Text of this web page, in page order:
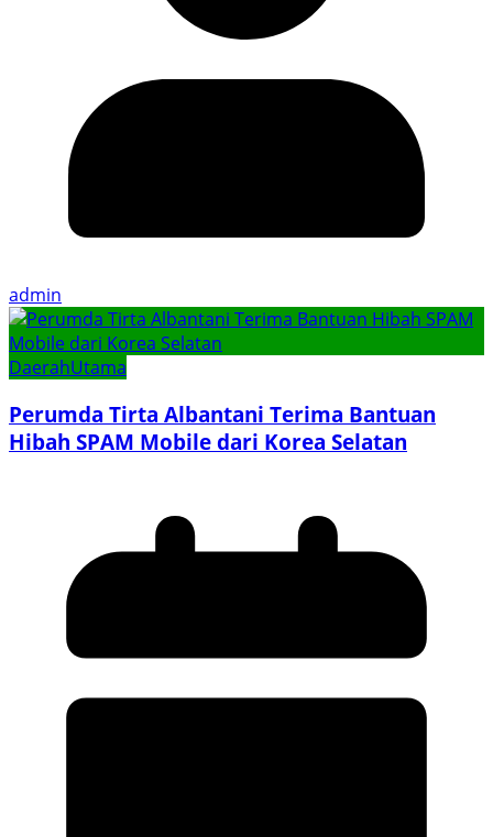
admin
DaerahUtama
Perumda Tirta Albantani Terima Bantuan
Hibah SPAM Mobile dari Korea Selatan